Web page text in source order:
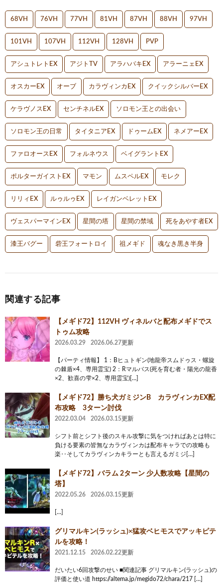
68VH 76VH 77VH 81VH 87VH 88VH 97VH
101VH 107VH 112VH 128VH PVP
アシュトレトEX アジトTV アラハバキEX アラーニェEX
オスカーEX オーブ カラヴィンカEX クイックシルバーEX
ケラヴノスEX センチネルEX ソロモン王との出会い
ソロモン王の日常 タイタニアEX ドゥームEX ネメアーEX
ファロオースEX フォルネウス ベイグラントEX
ポルターガイストEX マモン ムスペルEX モレク
リリィEX ルゥルゥEX レイガンベレットEX
ヴェスパーマインEX 星間の塔 星間の禁域 死をあやす者EX
漆王バグー 砦王フォートロイ 祖メギド 魂なき黒き半身
関連する記事
【メギド72】112VH ヴィネルバと配布メギドでス
トゥム攻略
2026.03.29 2026.06.27更新
【パーティ情報】 1：Bヒュトギン(地龍帝スムドゥス・螺旋
の棘盾×4、専用霊宝) 2：Rマルバス(死を育む者・陽光の龍香
×2、歓喜の雫×2、専用霊宝)[…]
【メギド72】勝ち犬ガミジンB カラヴィンカEX配
布攻略 3ターン討伐
2022.03.04 2026.03.15更新
シフト前とシフト後のスキル攻撃に気をつければあとは特に
負ける要素の皆無なカラヴィンカは配布キャラでの攻略も
楽‥そしてカラヴィンカキラーとも言えるガミジ[…]
【メギド72】バラム 2ターン 少人数攻略【星間の
塔】
2022.05.26 2026.03.15更新
[…]
グリマルキン(ラッシュ)×猛攻ベヒモスでアッキピテ
ルを攻略！
2021.12.15 2026.02.22更新
だいたい6回攻撃のせい ■関連記事 グリマルキン(ラッシュ)の
評価と使い道 https://altema.jp/megido72/chara/217 […]